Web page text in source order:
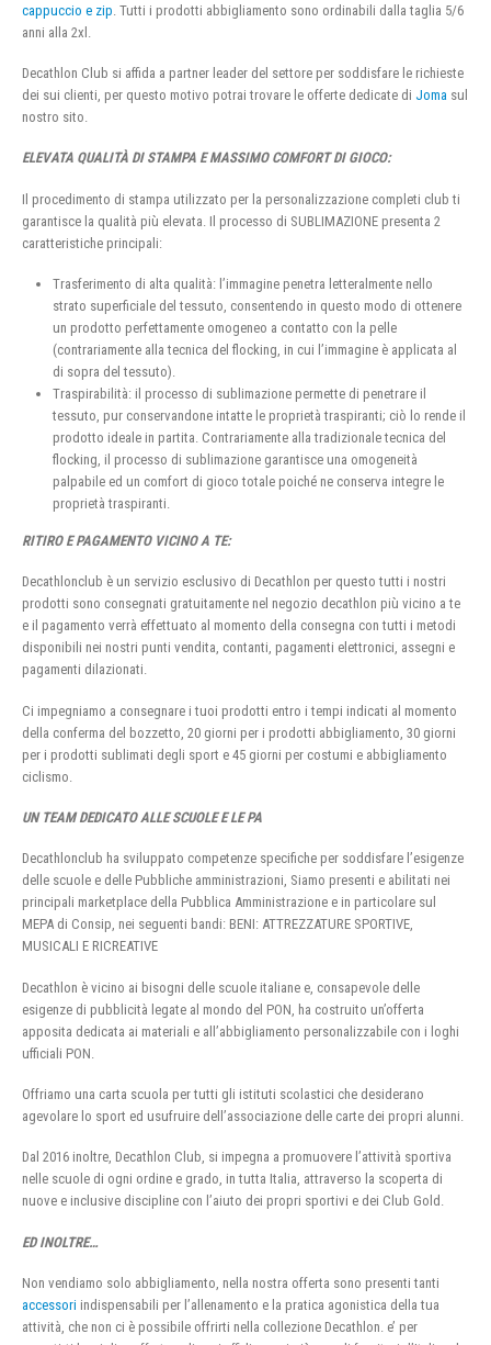
cappuccio e zip . Tutti i prodotti abbigliamento sono ordinabili dalla taglia 5/6
anni alla 2xl.
Decathlon Club si affida a partner leader del settore per soddisfare le richieste
dei sui clienti, per questo motivo potrai trovare le offerte dedicate di Joma sul
nostro sito.
ELEVATA QUALITÀ DI STAMPA E MASSIMO COMFORT DI GIOCO:
Il procedimento di stampa utilizzato per la personalizzazione completi club ti
garantisce la qualità più elevata. Il processo di SUBLIMAZIONE presenta 2
caratteristiche principali:
Trasferimento di alta qualità: l’immagine penetra letteralmente nello
strato superficiale del tessuto, consentendo in questo modo di ottenere
un prodotto perfettamente omogeneo a contatto con la pelle
(contrariamente alla tecnica del flocking, in cui l’immagine è applicata al
di sopra del tessuto).
Traspirabilità: il processo di sublimazione permette di penetrare il
tessuto, pur conservandone intatte le proprietà traspiranti; ciò lo rende il
prodotto ideale in partita. Contrariamente alla tradizionale tecnica del
flocking, il processo di sublimazione garantisce una omogeneità
palpabile ed un comfort di gioco totale poiché ne conserva integre le
proprietà traspiranti.
RITIRO E PAGAMENTO VICINO A TE:
Decathlonclub è un servizio esclusivo di Decathlon per questo tutti i nostri
prodotti sono consegnati gratuitamente nel negozio decathlon più vicino a te
e il pagamento verrà effettuato al momento della consegna con tutti i metodi
disponibili nei nostri punti vendita, contanti, pagamenti elettronici, assegni e
pagamenti dilazionati.
Ci impegniamo a consegnare i tuoi prodotti entro i tempi indicati al momento
della conferma del bozzetto, 20 giorni per i prodotti abbigliamento, 30 giorni
per i prodotti sublimati degli sport e 45 giorni per costumi e abbigliamento
ciclismo.
UN TEAM DEDICATO ALLE SCUOLE E LE PA
Decathlonclub ha sviluppato competenze specifiche per soddisfare l’esigenze
delle scuole e delle Pubbliche amministrazioni, Siamo presenti e abilitati nei
principali marketplace della Pubblica Amministrazione e in particolare sul
MEPA di Consip, nei seguenti bandi: BENI: ATTREZZATURE SPORTIVE,
MUSICALI E RICREATIVE
Decathlon è vicino ai bisogni delle scuole italiane e, consapevole delle
esigenze di pubblicità legate al mondo del PON, ha costruito un’offerta
apposita dedicata ai materiali e all’abbigliamento personalizzabile con i loghi
ufficiali PON.
Offriamo una carta scuola per tutti gli istituti scolastici che desiderano
agevolare lo sport ed usufruire dell’associazione delle carte dei propri alunni.
Dal 2016 inoltre, Decathlon Club, si impegna a promuovere l’attività sportiva
nelle scuole di ogni ordine e grado, in tutta Italia, attraverso la scoperta di
nuove e inclusive discipline con l’aiuto dei propri sportivi e dei Club Gold.
ED INOLTRE…
Non vendiamo solo abbigliamento, nella nostra offerta sono presenti tanti
accessori indispensabili per l’allenamento e la pratica agonistica della tua
attività, che non ci è possibile offrirti nella collezione Decathlon. e’ per